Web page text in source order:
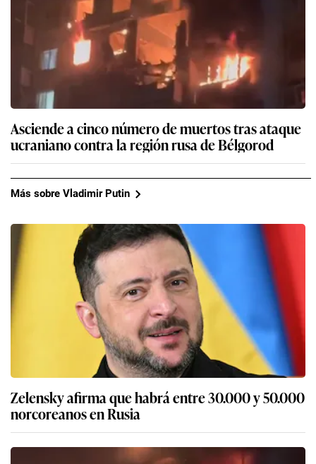
Asciende a cinco número de muertos tras ataque
ucraniano contra la región rusa de Bélgorod
Más sobre Vladimir Putin
Zelensky afirma que habrá entre 30.000 y 50.000
norcoreanos en Rusia